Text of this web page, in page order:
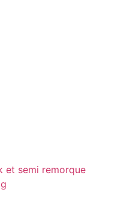
et semi remorque